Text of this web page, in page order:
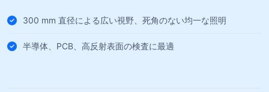
300 mm 直径による広い視野、死角のない均一な照明
半導体、PCB、高反射表面の検査に最適